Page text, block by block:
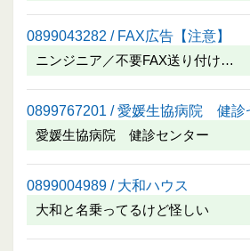
0899043282 / FAX広告【注意】
ニンジニア／不要FAX送り付け…
0899767201 / 愛媛生協病院 健診
愛媛生協病院 健診センター
0899004989 / 大和ハウス
大和と名乗ってるけど怪しい